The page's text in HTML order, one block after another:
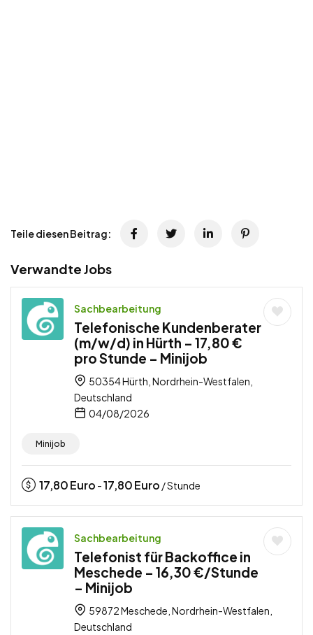
Teile diesen Beitrag:
Verwandte Jobs
Sachbearbeitung
Telefonische Kundenberater
(m/w/d) in Hürth – 17,80 €
pro Stunde – Minijob
50354 Hürth, Nordrhein-Westfalen,
Deutschland
04/08/2026
Minijob
17,80Euro -17,80Euro / Stunde
Sachbearbeitung
Telefonist für Backoffice in
Meschede – 16,30 €/Stunde
– Minijob
59872 Meschede, Nordrhein-Westfalen,
Deutschland